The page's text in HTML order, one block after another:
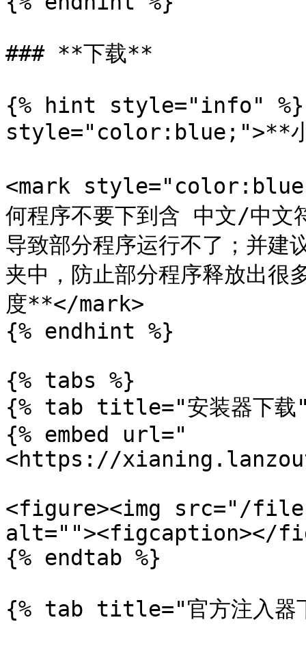
### **下载**
{% hint style="info" %}
style="color:blue;">**小
<mark
何程序不要下到含 中文/中文
导致部分程序运行不了；并建
夹中，防止部分程序释放出很
度**</mark>
{% endhint %}
{% tabs %}
{% tab title="安装器下载
{% embed url="
<https://
<figure><img src="/
alt=""><figcaption></
{% endtab %}
{% tab title="官方注入器